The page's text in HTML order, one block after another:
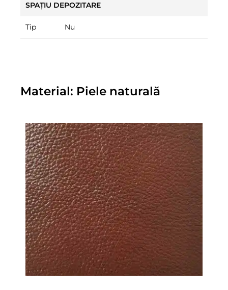
SPAȚIU DEPOZITARE
Tip Nu
Material: Piele naturală